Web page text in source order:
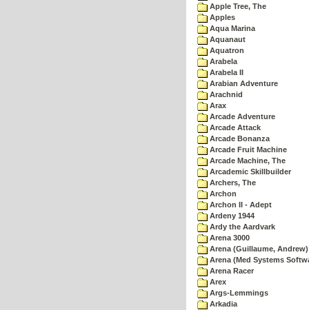
Apple Tree, The
Apples
Aqua Marina
Aquanaut
Aquatron
Arabela
Arabela II
Arabian Adventure
Arachnid
Arax
Arcade Adventure
Arcade Attack
Arcade Bonanza
Arcade Fruit Machine
Arcade Machine, The
Arcademic Skillbuilder
Archers, The
Archon
Archon II - Adept
Ardeny 1944
Ardy the Aardvark
Arena 3000
Arena (Guillaume, Andrew)
Arena (Med Systems
Arena Racer
Arex
Args-Lemmings
Arkadia